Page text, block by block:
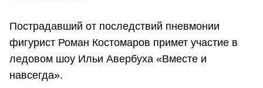
Пострадавший от последствий пневмонии
фигурист Роман Костомаров примет участие в
ледовом шоу Ильи Авербуха «Вместе и
навсегда».